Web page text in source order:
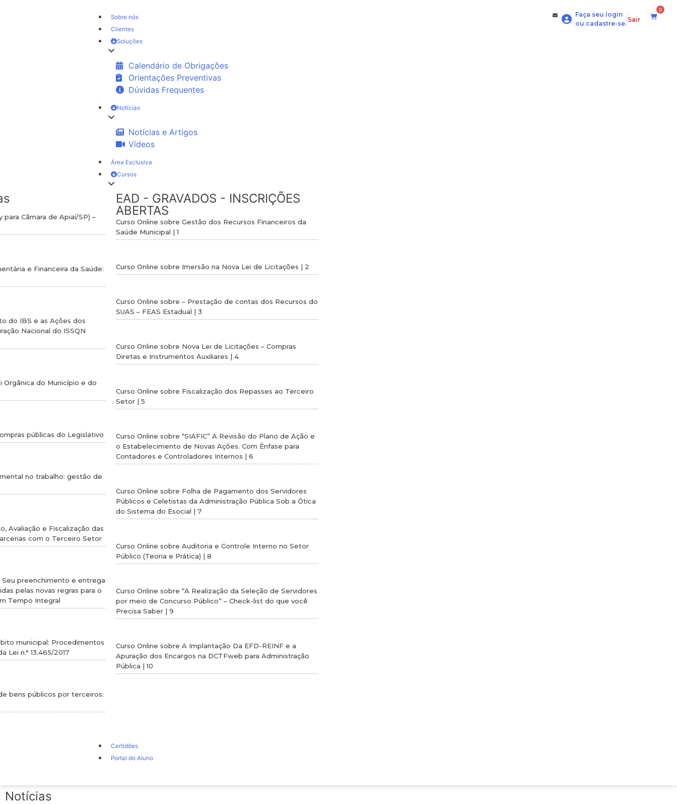
Sobre nós
Clientes
Soluções
Calendário de Obrigações
Orientações Preventivas
Dúvidas Frequentes
Notícias
Notícias e Artigos
Vídeos
Área Exclusiva
Cursos
para Câmara de Apiaí/SP) –
e Financeira da Saúde:
do IBS e as Ações dos
Nacional do ISSQN
Orgânica do Município e do
públicas do Legislativo
no trabalho: gestão de
Avaliação e Fiscalização das
com o Terceiro Setor
Seu preenchimento e entrega
pelas novas regras para o
Tempo Integral
municipal: Procedimentos
Lei n.° 13.465/2017
bens públicos por terceiros:
EAD - GRAVADOS - INSCRIÇÕES
ABERTAS
Curso Online sobre Gestão dos Recursos Financeiros da
Saúde Municipal | 1
Curso Online sobre Imersão na Nova Lei de Licitações | 2
Curso Online sobre – Prestação de contas dos Recursos do
SUAS – FEAS Estadual | 3
Curso Online sobre Nova Lei de Licitações – Compras
Diretas e Instrumentos Auxiliares | 4
Curso Online sobre Fiscalização dos Repasses ao Terceiro
Setor | 5
Curso Online sobre “SIAFIC” A Revisão do Plano de Ação e
o Estabelecimento de Novas Ações. Com Ênfase para
Contadores e Controladores Internos | 6
Curso Online sobre Folha de Pagamento dos Servidores
Públicos e Celetistas da Administração Pública Sob a Ótica
do Sistema do Esocial | 7
Curso Online sobre Auditoria e Controle Interno no Setor
Público (Teoria e Prática) | 8
Curso Online sobre “A Realização da Seleção de Servidores
por meio de Concurso Público” – Check-list do que você
Precisa Saber | 9
Curso Online sobre A Implantação Da EFD-REINF e a
Apuração dos Encargos na DCTFweb para Administração
Pública | 10
Certidões
Portal do Aluno
Faça seu login
ou cadastre-se.
Sair
0
Notícias